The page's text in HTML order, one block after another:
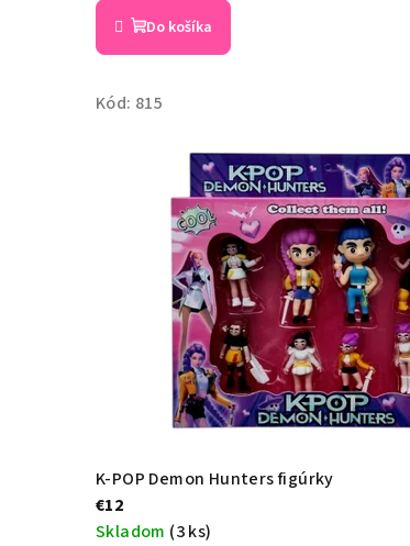
Do košíka
Kód: 815
K-POP Demon Hunters figúrky
€12
Skladom (3 ks)